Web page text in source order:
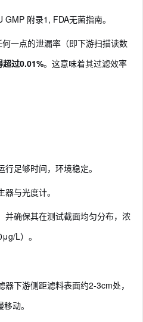
附录1, FDA无菌指南。
何一点的泄漏率（即下游扫描读数
超过0.01%。这意味着其过滤效率
足够时间，环境稳定。
与光度计。
并确保其在测试截面均匀分布，浓
L）。
下游侧距滤料表面约2-3cm处，
动。